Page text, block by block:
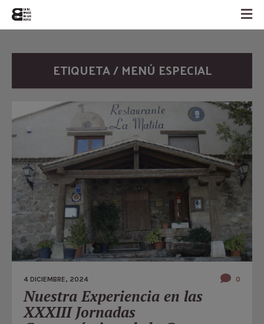
ETIQUETA / MENÚ ESPECIAL
4 DICIEMBRE, 2024 0
Nuestra Experiencia en las
XXXIII Jornadas